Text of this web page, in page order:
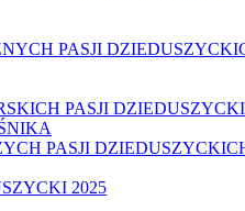
PASJI
PASJI
PASJI
2025